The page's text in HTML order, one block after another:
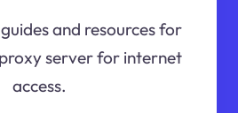
and resources for
server for internet
access.